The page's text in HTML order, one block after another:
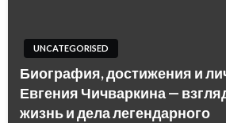
UNCATEGORISED
Биография, достижения и
Евгения Чичваркина —
жизнь и дела легендарного